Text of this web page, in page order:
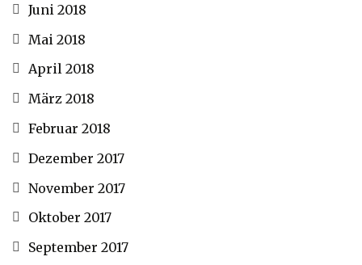
Juni 2018
Mai 2018
April 2018
März 2018
Februar 2018
Dezember 2017
November 2017
Oktober 2017
September 2017